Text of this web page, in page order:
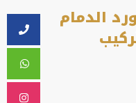
الدمام
تركيب